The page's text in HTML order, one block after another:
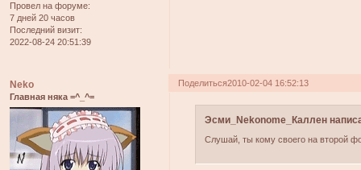
Провел на форуме:
7 дней 20 часов
Последний визит:
2022-08-24 20:51:39
Поделиться2010-02-04 16:52:13
Neko
Главная няка =^_^=
Эсми_Nekonome_Каллен
Слушай, ты кому своего на второй